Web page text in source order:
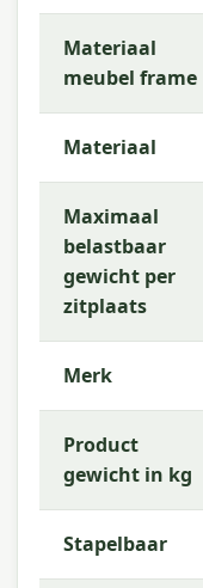
Materiaal
meubel frame
Materiaal
Maximaal
belastbaar
gewicht per
zitplaats
Merk
Product
gewicht in kg
Stapelbaar